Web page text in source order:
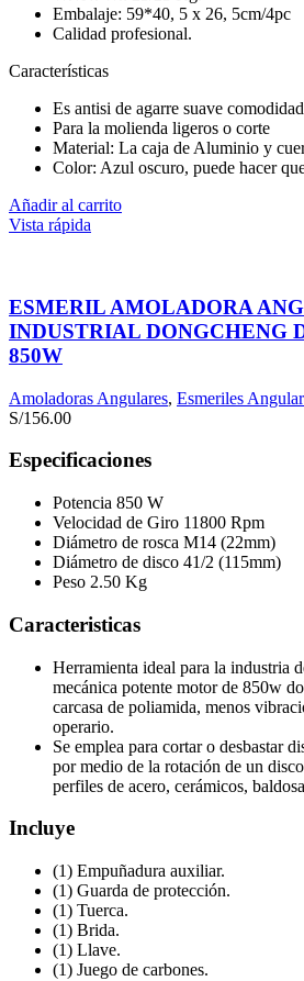
Embalaje: 59*40, 5 x 26, 5cm/4pc
Calidad profesional.
Características
Es antisi de agarre suave
Para la molienda ligeros o corte
Material: La caja de Aluminio y
Color: Azul oscuro, puede hacer
Añadir al carrito
Vista rápida
ESMERIL AMOLADORA
INDUSTRIAL DONGCHENG
850W
Amoladoras Angulares, Esmeriles
S/156.00
Especificaciones
Potencia 850 W
Velocidad de Giro 11800 Rpm
Diámetro de rosca M14 (22mm)
Diámetro de disco 41/2 (115mm)
Peso 2.50 Kg
Caracteristicas
Herramienta ideal para la industria
mecánica potente motor de 850w
carcasa de poliamida, menos
operario.
Se emplea para cortar o desbastar
por medio de la rotación de un
perfiles de acero, cerámicos,
Incluye
(1) Empuñadura auxiliar.
(1) Guarda de protección.
(1) Tuerca.
(1) Brida.
(1) Llave.
(1) Juego de carbones.